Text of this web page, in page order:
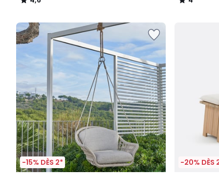
/
/
-15% DÈS 2* -20% DÈS